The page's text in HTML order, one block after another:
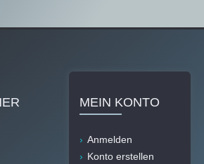
MEIN KONTO
Anmelden
Konto erstellen